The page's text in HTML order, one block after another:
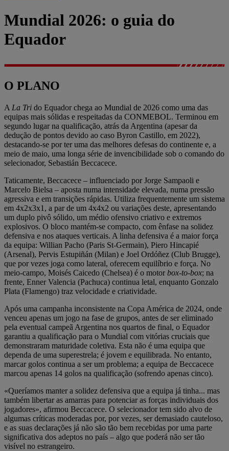
Mundial 2026: o guia do
Equador
O PLANO
A La Tri do Equador chega ao Mundial de 2026 como uma das
equipas mais sólidas e respeitadas da CONMEBOL. Terminou em
segundo lugar na qualificação, atrás da Argentina (apesar da
dedução de pontos devido ao caso Byron Castillo, em 2022),
destacando-se por ter uma das melhores defesas do continente e, a
meio de maio, uma longa série de invencibilidade sob o comando do
selecionador, Sebastián Beccacece.
Taticamente, Beccacece – influenciado por Jorge Sampaoli e
Marcelo Bielsa – aposta numa intensidade elevada, numa pressão
agressiva e em transições rápidas. Utiliza frequentemente um sistema
em 4x2x3x1, a par de um 4x4x2 ou variações deste, apresentando
um duplo pivô sólido, um médio ofensivo criativo e extremos
explosivos. O bloco mantém-se compacto, com ênfase na solidez
defensiva e nos ataques verticais. A linha defensiva é a maior força
da equipa: Willian Pacho (Paris St-Germain), Piero Hincapié
(Arsenal), Pervis Estupiñán (Milan) e Joel Ordóñez (Club Brugge),
que por vezes joga como lateral, oferecem equilíbrio e força. No
meio-campo, Moisés Caicedo (Chelsea) é o motorbox-to-box; na
frente, Enner Valencia (Pachuca) continua letal, enquanto Gonzalo
Plata (Flamengo) traz velocidade e criatividade.
Após uma campanha inconsistente na Copa América de 2024, onde
venceu apenas um jogo na fase de grupos, antes de ser eliminado
pela eventual campeã Argentina nos quartos de final, o Equador
garantiu a qualificação para o Mundial com vitórias cruciais que
demonstraram maturidade coletiva. Esta não é uma equipa que
dependa de uma superestrela; é jovem e equilibrada. No entanto,
marcar golos continua a ser um problema; a equipa de Beccacece
marcou apenas 14 golos na qualificação (sofrendo apenas cinco).
«Queríamos manter a solidez defensiva que a equipa já tinha... mas
também libertar as amarras para potenciar as forças individuais dos
jogadores», afirmou Beccacece. O selecionador tem sido alvo de
algumas críticas moderadas por, por vezes, ser demasiado cauteloso,
e as suas declarações já não são tão bem recebidas por uma parte
significativa dos adeptos no país – algo que poderá não ser tão
visível no estrangeiro.